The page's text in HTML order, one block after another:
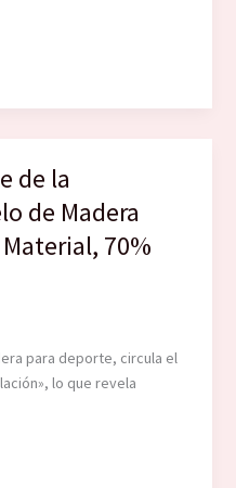
de la
de Madera
70%
para deporte, circula el
lo que revela